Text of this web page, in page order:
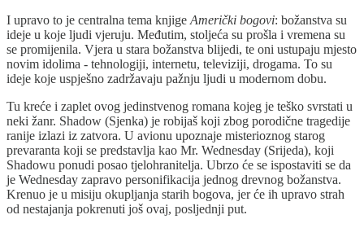
I upravo to je centralna tema knjige Američki bogovi: božanstva su
ideje u koje ljudi vjeruju. Međutim, stoljeća su prošla i vremena su
se promijenila. Vjera u stara božanstva blijedi, te oni ustupaju mjesto
novim idolima - tehnologiji, internetu, televiziji, drogama. To su
ideje koje uspješno zadržavaju pažnju ljudi u modernom dobu.
Tu kreće i zaplet ovog jedinstvenog romana kojeg je teško svrstati u
neki žanr. Shadow (Sjenka) je robijaš koji zbog porodične tragedije
ranije izlazi iz zatvora. U avionu upoznaje misterioznog starog
prevaranta koji se predstavlja kao Mr. Wednesday (Srijeda), koji
Shadowu ponudi posao tjelohranitelja. Ubrzo će se ispostaviti se da
je Wednesday zapravo personifikacija jednog drevnog božanstva.
Krenuo je u misiju okupljanja starih bogova, jer će ih upravo strah
od nestajanja pokrenuti još ovaj, posljednji put.